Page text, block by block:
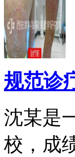
规范诊
沈某是
校，成